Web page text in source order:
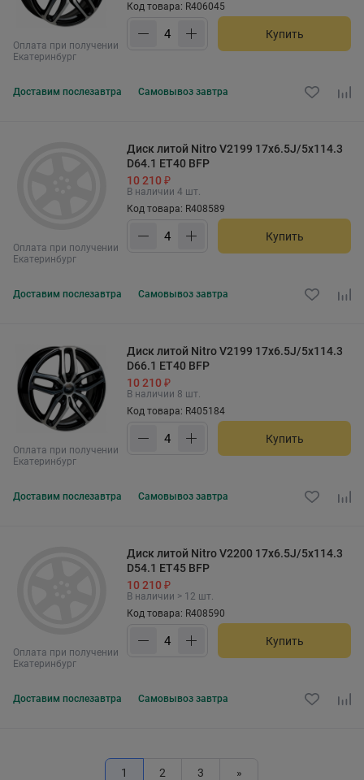
Оплата при получении
Екатеринбург
Код товара: R406045
Купить
Доставим послезавтра Самовывоз завтра
Оплата при получении
Екатеринбург
Диск литой Nitro V2199 17x6.5J/5x114.3
D64.1 ET40 BFP
10 210 ₽
В наличии 4 шт.
Код товара: R408589
Купить
Доставим послезавтра Самовывоз завтра
Оплата при получении
Екатеринбург
Диск литой Nitro V2199 17x6.5J/5x114.3
D66.1 ET40 BFP
10 210 ₽
В наличии 8 шт.
Код товара: R405184
Купить
Доставим послезавтра Самовывоз завтра
Оплата при получении
Екатеринбург
Диск литой Nitro V2200 17x6.5J/5x114.3
D54.1 ET45 BFP
10 210 ₽
В наличии > 12 шт.
Код товара: R408590
Купить
Доставим послезавтра Самовывоз завтра
1 2 3 »